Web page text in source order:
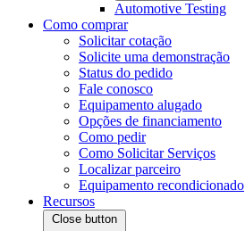
Automotive Testing
Como comprar
Solicitar cotação
Solicite uma demonstração
Status do pedido
Fale conosco
Equipamento alugado
Opções de financiamento
Como pedir
Como Solicitar Serviços
Localizar parceiro
Equipamento recondicionado
Recursos
Close button